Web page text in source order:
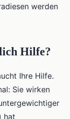
werden
Hilfe?
Ihre Hilfe.
Sie wirken
hat